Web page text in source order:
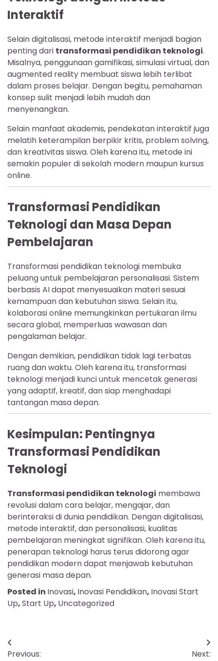
Interaktif
Selain digitalisasi, metode interaktif menjadi bagian
penting dari transformasi pendidikan teknologi.
Misalnya, penggunaan gamifikasi, simulasi virtual, dan
augmented reality membuat siswa lebih terlibat
dalam proses belajar. Dengan begitu, pemahaman
konsep sulit menjadi lebih mudah dan
menyenangkan.
Selain manfaat akademis, pendekatan interaktif juga
melatih keterampilan berpikir kritis, problem solving,
dan kreativitas siswa. Oleh karena itu, metode ini
semakin populer di sekolah modern maupun kursus
online.
Transformasi Pendidikan
Teknologi dan Masa Depan
Pembelajaran
Transformasi pendidikan teknologi membuka
peluang untuk pembelajaran personalisasi. Sistem
berbasis AI dapat menyesuaikan materi sesuai
kemampuan dan kebutuhan siswa. Selain itu,
kolaborasi online memungkinkan pertukaran ilmu
secara global, memperluas wawasan dan
pengalaman belajar.
Dengan demikian, pendidikan tidak lagi terbatas
ruang dan waktu. Oleh karena itu, transformasi
teknologi menjadi kunci untuk mencetak generasi
yang adaptif, kreatif, dan siap menghadapi
tantangan masa depan.
Kesimpulan: Pentingnya
Transformasi Pendidikan
Teknologi
Transformasi pendidikan teknologi membawa
revolusi dalam cara belajar, mengajar, dan
berinteraksi di dunia pendidikan. Dengan digitalisasi,
metode interaktif, dan personalisasi, kualitas
pembelajaran meningkat signifikan. Oleh karena itu,
penerapan teknologi harus terus didorong agar
pendidikan modern dapat menjawab kebutuhan
generasi masa depan.
Posted in Inovasi, Inovasi Pendidikan, Inovasi Start
Up,Start Up, Uncategorized
Navigasi
Previous:
Next: